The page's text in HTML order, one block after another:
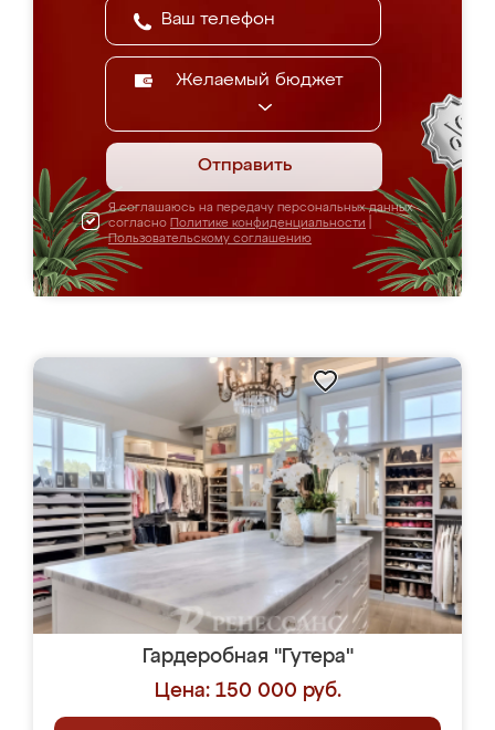
Желаемый бюджет
Отправить
Я соглашаюсь на передачу персональных данных
согласно Политике конфиденциальности
Пользовательскому соглашению
Гардеробная "Гутера"
Цена: 150 000 руб.